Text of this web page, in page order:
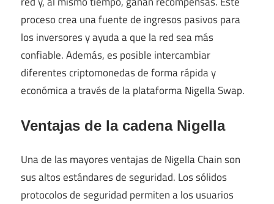
proceso crea una fuente de ingresos pasivos para
los inversores y ayuda a que la red sea más
confiable. Además, es posible intercambiar
diferentes criptomonedas de forma rápida y
económica a través de la plataforma Nigella Swap.
Ventajas de la cadena Nigella
Una de las mayores ventajas de Nigella Chain son
sus altos estándares de seguridad. Los sólidos
protocolos de seguridad permiten a los usuarios